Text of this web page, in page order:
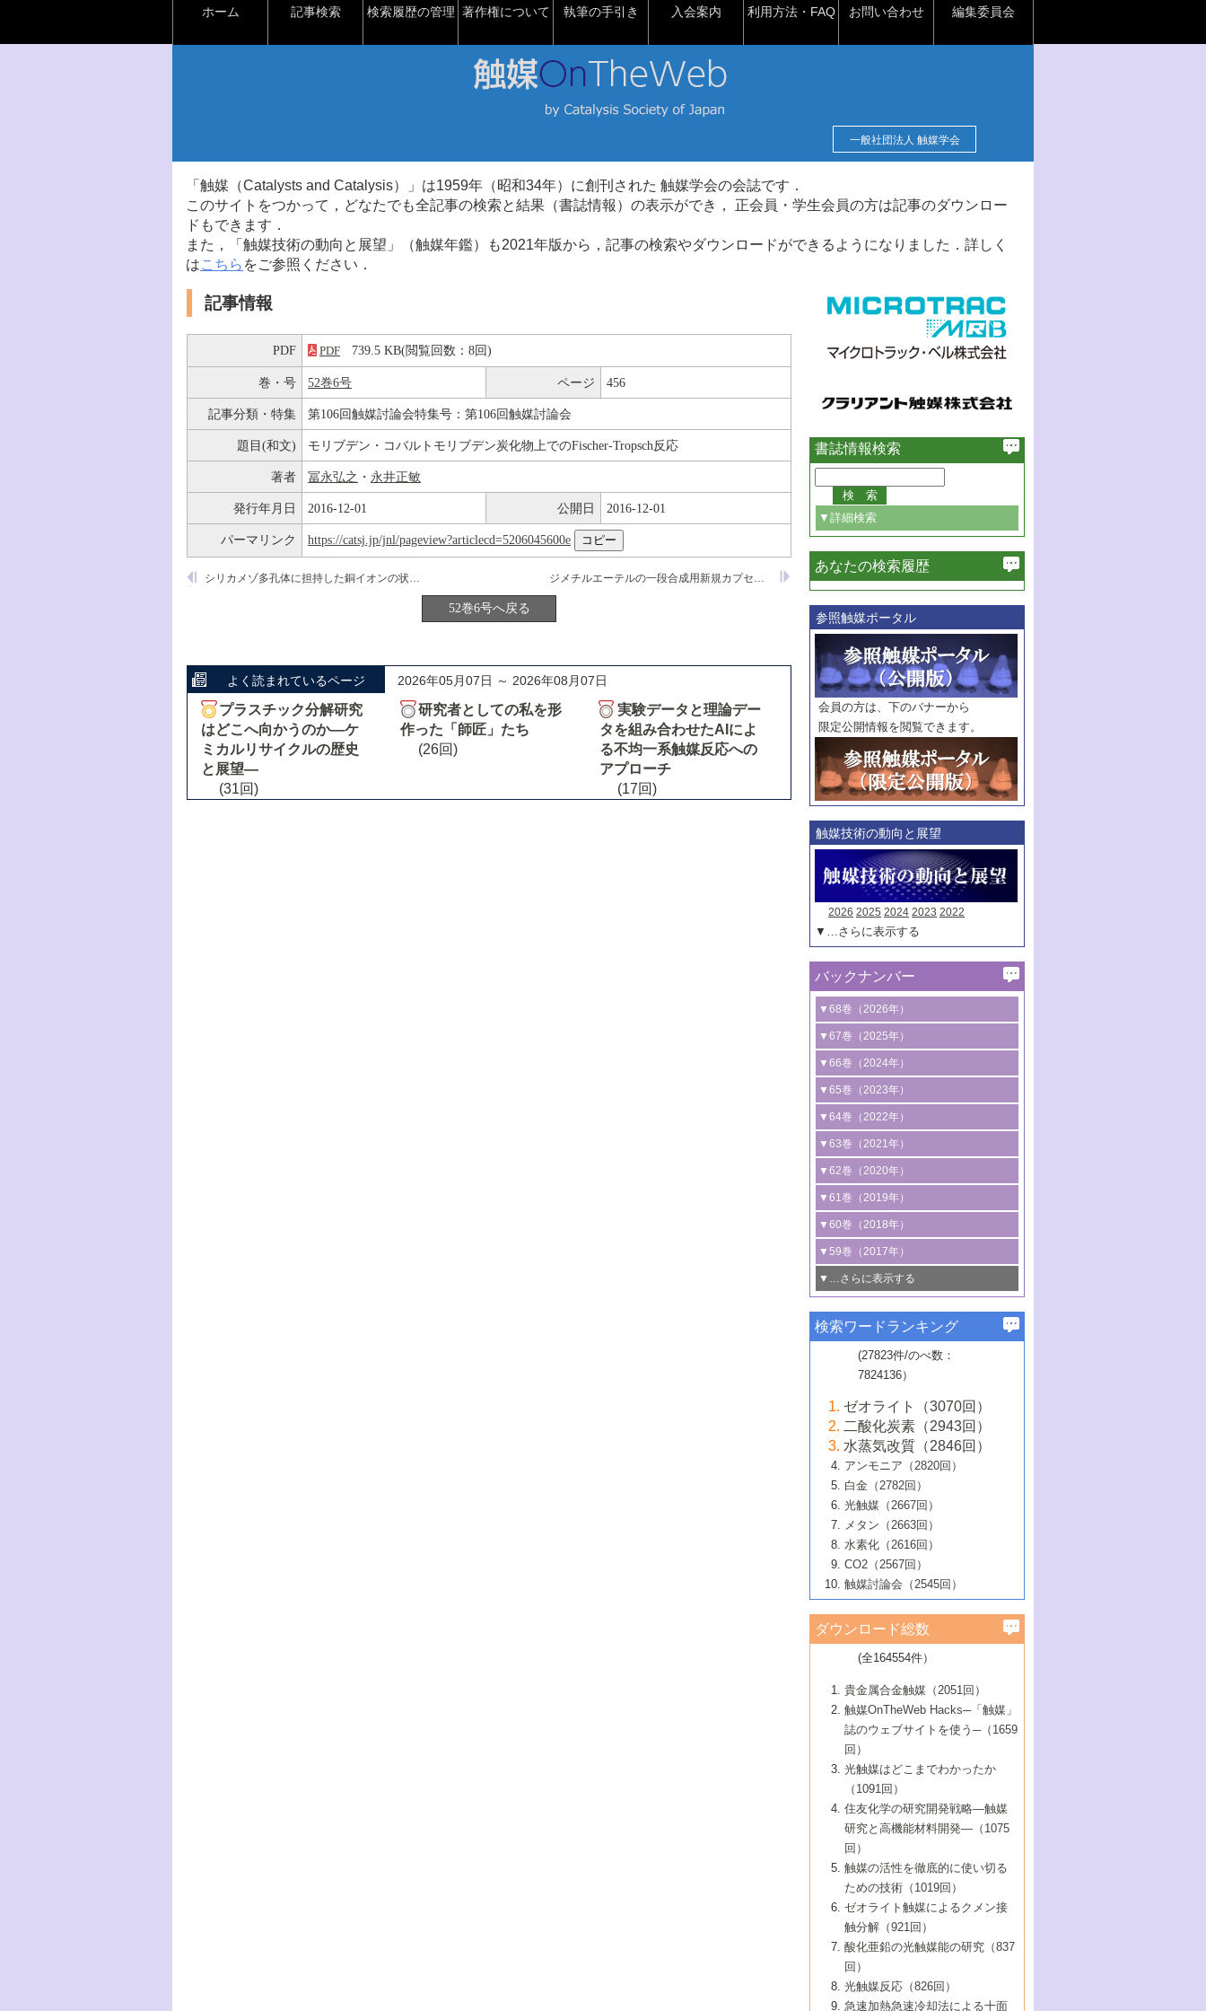
ホーム 記事検索 検索履歴の管理 著作権について 執筆の手引き 入会案内 利用方法・FAQ お問い合わせ 編集委員会
一般社団法人 触媒学会
「触媒（Catalysts and Catalysis）」は1959年（昭和34年）に創刊された 触媒学会の会誌です．
このサイトをつかって，どなたでも全記事の検索と結果（書誌情報）の表示ができ， 正会員・学生会員の方は記事のダウンロー
ドもできます．
また，「触媒技術の動向と展望」（触媒年鑑）も2021年版から，記事の検索やダウンロードができるようになりました．詳しく
はこちら をご参照ください．
記事情報
PDF PDF 739.5 KB(閲覧回数：8回)
巻・号 52巻6号 ページ 456
記事分類・特集 第106回触媒討論会特集号：第106回触媒討論会
題目(和文) モリブデン・コバルトモリブデン炭化物上でのFischer-Tropsch反応
著者 冨永弘之 ・ 永井正敏
発行年月日 2016-12-01 公開日 2016-12-01
パーマリンク https://catsj.jp/jnl/pageview?articlecd=5206045600e
ジメチルエーテルの一段合成用新規カプセル触媒
シリカメゾ多孔体に担持した銅イオンの状態と不斉シクロプロパン化活性の関連
52巻6号へ戻る
よく読まれているページ 2026年05月07日 ～ 2026年08月07日
プラスチック分解研究
はどこへ向かうのか―ケ
ミカルリサイクルの歴史
と展望―
(31回)
研究者としての私を形
作った「師匠」たち
(26回)
実験データと理論デー
タを組み合わせたAIによ
る不均一系触媒反応への
アプローチ
(17回)
書誌情報検索
▼詳細検索
必ず含む
巻・号指定
巻
号
範囲指定
巻
号～
巻
号
触媒年鑑
年度
記事種別
マーク：
マークあり
あなたの検索履歴
参照触媒ポータル
会員の方は、下のバナーから
限定公開情報を閲覧できます。
触媒技術の動向と展望
2026 2025 2024 2023 2022
▼…さらに表示する
バックナンバー
▼68巻（2026年）
1号 過酸化水素合成に関する研究動向
2号 コンピューター技術により加速する
触媒開発
3号 有機分子変換やCO 資源化のための
光触媒に関する最近の研究
B号 第137回触媒討論会（2026年）
▼67巻（2025年）
1号 CO
水素化によるグリーン燃料/グリ
ーンケミカル製造
2号 水素製造のための水分解技術に関す
る最近の研究
3号 オレフィン系樹脂の精密合成に関す
る最新技術
4号 アルコール類の効率的変換を実現す
る非貴金属触媒の研究動向
5号 ゼオライトの合成と応用における研
究動向
6号 ヘテロ接合界面
B号 第135回触媒討論会（2025年）
▼66巻（2024年）
1号 低次元ナノ構造を有する触媒材料
2号 規制反応場を活用した固体触媒研究
の新展開
3号 未踏分子変換を目指した酸化触媒プ
ロセスの最前線
4号 シンクロトロン放射光および中性子
線を利用した触媒解析技術の最先端
5号 単原子触媒
6号 参照触媒委員会からのお知らせ
B号 第133回触媒討論会（2023年）
▼65巻（2023年）
1号 炭素が関わる触媒機能
2号 プラスチックケミカルリサイクルの
ための触媒技術
3号 非酸化物系金属化合物を基盤とした
触媒材料の開発
4号 格子酸素・格子酸素欠陥を利用した
触媒反応
5号 生体触媒によるエネルギー変換反応
6号 窒素とリンの循環のための触媒・機
能性材料
▼64巻（2022年）
1号 合成ガス製造とCOを用いるケミカル
ズ合成の最新動向
2号 化学品合成のための合金触媒開発
3号 CO の排出削減および有効活用のた
めの触媒技術
4号 若手による情報発信企画～とびたて
若き触媒の研究者たち～（1）
若き触媒の研究者たち～（2）
6号 石油のノーブル・ユースを志向した
触媒技術
大学：オンライン・対面開催）
▼63巻（2021年）
1号 金触媒の新展開
2号 ペロブスカイト
3号 特殊反応場を利用した触媒的分子変
換反応
4号 多孔質材料を用いた触媒の新展開
5号 情報学的手法を用いた触媒開発
6号 カーボンニュートラルに向けた電解
技術
B号 第127回触媒討論会（2021年・オン
ライン開催(Zoom)のみ）
▼62巻（2020年）
1号 触媒設計を拓く欠陥構造のキャラク
タリゼーション
2号 機能化学品製造に資するクリーンな
触媒的酸化反応
3号 水処理のための触媒化学
4号 光触媒を用いた水分解の最新の研究
動向
5号 次世代の触媒プロセスを支えるマイ
6号 メタン転換技術の最新動向
B号 第125回触媒討論会（2020年・工学
院大学）
▼61巻（2019年）
1号 物質移動制御に着目した触媒プロセ
ス開発
2号 CO2 フリー水素サプライチェーンに
関わる触媒開発動向
3号 精密高分子合成に関する最近の研究
動向
4号 バイオマス化成品製造のための触媒
5号 固体触媒による含窒素有機化合物変
換の最前線
6号 貴金属使用量低減に向けた自動車排
ガス浄化触媒の開発
B号 第123回触媒討論会（2019年・大阪
▼60巻（2018年）
1号 固体酸触媒の最新の研究動向
2号 二酸化炭素からの有用化学品合成
3号 ナノ粒子・クラスター触媒の最前線
4号 60周年記念企画
5号 進化するゼオライト合成技術
6号 非貴金属系触媒における電気化学的
B号 第121回触媒討論会（2018年・東京
大学）
▼59巻（2017年）
1号 いたるところに，触媒
最先端技術
3号 無機分離膜材料の開発と触媒反応プ
ロセスへの適用
5号 水素のふるまいを解き明かす最先端
研究
6号 低級アルカンの有効利用のための触
媒技術
B号 第119回触媒討論会（2017年・首都
大学東京）
▼…さらに表示する
1号 ユニークな構造の高分子を生み出す触
2号 リグニンからの化成品製造に向けた触
媒技術
3号 触媒研究の最先端～とびたて若き研究
者たち～（1）
4号 触媒研究の最先端～とびたて若き研究
者たち～（2）
5号 触媒研究の最先端～とびたて若き研究
者たち～（3）
6号 イオニクス材料と燃料電池・電解合成
の最新の研究動向
B号 第117回触媒討論会（2016年・大阪府
立大学）
▼57巻（2015年）
1号 水素キャリアにかかわる触媒技術の新
2号 石油精製用触媒の最近の進展
3号 固体酸化物形燃料電池（SOFC）におけ
るアノード触媒上での燃料直接改質技術
4号 コアシェル構造の制御による触媒機能
5号 工業触媒およびその周辺技術の最近の
進歩
6号 ナノシート
B号 第115回触媒討論会（2015年・成蹊大
▼56巻（2014年）
2号 光触媒反応機構に関する最新の研究動
向
開発動向
4号 人工光合成に向けた近年のアプローチ
5号 未利用熱エネルギーの有効活用に貢献
する触媒技術
6号 ポリオキソメタレート
B号 第113回触媒討論会（2014年・ロワジ
ールホテル豊橋）
1号 高耐久性燃料電池システム用触媒にお
ける新展開
2号 リビングラジカル重合の最近の動向
3号 天然ガスの化学工業的展開に関する触
媒技術
4号 貴金属触媒の精密構造制御とその活用
5号 バイオマス化成品製造のための固体触
6号 ナノ空間─吸着状態解析から新機能開拓
B号 第111回触媒討論会（2013年・関西大
▼54巻（2012年）
1号 規則性多孔体の利用技術における最近
の進歩
2号 第109回触媒討論会
3号 貴金属低減技術の最新動向
4号 貴金属代替技術の最新動向
5号 光触媒による物質変換反応の新展開
6号 グラフェン
7号 水素を利用する化成品合成の新潮流
▼53巻（2011年）
1号 金属学から見る合金触媒の新展開
2号 第107回触媒討論会
3号 触媒のその場観察法の進歩（１）
4号 触媒のその場観察法の進歩（２）
5号 不活性結合の触媒的活性化による有機
合成
6号 新しい固体酸触媒技術
7号 ゼオライト合成における最近の進歩
▼52巻（2010年）
1号 触媒の劣化対策と長寿命触媒開発
2号 第105回触媒討論会
3号 ナノ構造が拓く新機能
4号 活性サイトおよびその環境の精密な設
計による触媒の高機能化
5号 触媒を有効に使うための技術
7号 有機分子触媒による精密有機合成
8号 高機能化ポリオレフィンに向けた重合
触媒の最近の進展
1号 炭素材料－熱い注目を集める材料－
2号 第103回触媒討論会
3号 環境浄化用光触媒の現状と課題
4号 水素社会の実現に向けた水素製造・貯
蔵技術の進歩
5号 CO2が関わる触媒・材料
7号 持続可能社会実現のための触媒および
触媒関連技術
▼50巻（2008年）
1号 触媒化学と学会のこの10年，半世紀，
そして未来
2号 第101回触媒討論会
4号 錯体を利用したユニークな表面構造の
構築と機能
5号 若手会員による触媒研究の未来展望1：
企業編
6号 第102回触媒討論会
7号 触媒・化学反応における計算化学の進
8号 若手研究者による触媒研究の未来展望
2：大学・研究所編
▼49巻（2007年）
1号 含フッ素化合物の合成と触媒
2号 第99回触媒討論会
3号 実用的ファインケミカル合成プロセス
を実現する触媒
5号 こんな物質，あんな物質―新たな触媒
の可能性―
7号 『結晶の化学』を活かした触媒研究
8号 イオン液体の応用
▼48巻（2006年）
1号 固体酸触媒の最近の進歩
2号 第97回触媒討論会
3号 リビング重合触媒の最近の展開
5号 水素製造・貯蔵のための触媒技術の新
しい展開
6号 第98回触媒討論会
7号 基礎化学品製造の触媒技術
8号 多機能型リアクター
1号 最近の触媒担体とその効果
2号 第95回触媒討論会
4号 水分解用光触媒材料
5号 時間分解分光の進歩と応用
6号 第96回触媒討論会
8号 超臨界流体を用いた化学プロセスの新
▼46巻（2004年）
1号 部分酸化反応触媒の最前線
2号 第93回触媒討論会
3号 特殊エネルギー場の触媒反応
4号 生体内における金属の触媒作用
5号 ファインケミカルズの展開に寄与する
6号 第94回触媒討論会
7号 サブナノレベルでみた新しい表面現象
8号 オレフィン重合触媒の新たな展
▼45巻（2003年）
1号 なぜこの触媒が良いのか？
2号 第91回触媒討論会
3号 最近の自動車排ガス処理技術
4号 触媒研究の現状と将来─第90回触媒討論
5号 基礎化学品製造の触媒技術
6号 第92回触媒討論会
7号 基礎化学品製造の触媒技術
8号 資源の循環と触媒技術
▼44巻（2002年）
1号 高次制御された触媒の化学
2号 第89回触媒討論会
3号 触媒を利用した電気化学の新展開
4号 ナノ材料の調製と機能化
5号 こんな触媒が欲しい
6号 第90回触媒討論会
7号 触媒研究と学術雑誌/情報
8号 若い世代からみた触媒化学の現状と未
▼43巻（2001年）
1号 グリーンケミストリーと触媒
2号 第87回触媒討論会特集号
3号 生体触媒とバイオプロセス
4号 水素製造・利用の触媒化学
5号 触媒研究における新しい切り口：コン
ビナトリアルケミストリー
6号 第88回触媒討論会特集号
7号 企業における触媒研究のブレークスル
8号 この材料を触媒として使ってみません
▼42巻（2000年）
1号 触媒反応工学の明日を拓く
2号 第85回触媒討論会
3号 反応ダイナミクス
5号 触媒のおもしろさをどのように伝える
6号 第86回触媒討論会
7号 水素化精製触媒の新しい展開
8号 新しい反応性と機能性を目指した金属
クラスタ-化学
▼41巻（1999年）
1号 孔、穴、あな?-特異な空間とその利用-
2号 第83回触媒討論会
3号 均一系触媒反応最前線
4号 実用炭素材料の新展開
5号 研究の方法論を考える
7号 機能性金属材料と触媒
8号 触媒研究へのNMRの応用と展望
▼40巻（1998年）
進展と21世紀への提言/創立40周年記念・触
媒学会この10年の歩みとこれから/創立40周
2号 第81回触媒討論会
3号 計算機触媒化学へのさそい
4号 触媒劣化の制御と予測
5号 最新の実用プロセスと触媒
6号 第82回触媒討論会
1号 均一系と不均一系触媒反応-その特徴と
接点
2号 第79回触媒討論会
3号 最新NO除去触媒の実用化研究
4号 新しい反応場を目指した触媒調製
5号 反応・分離技術の新しい展開
6号 第80回触媒討論会
▼38巻（1996年）
1号 触媒の構造と触媒作用/C1化学を中心と
する21世紀への触媒
3号 オリンピックメダル:金・銀・銅はどん
な触媒作用を示すか
4号 触媒作用における機能の複合化
▼37巻（1995年）
1号 ファインケミカルズと固体触媒
2号 第75回触媒討論会
3号 希土類を利用した触媒
4号 触媒とリサイクル
5号 エネルギー変換触媒
▼36巻（1994年）
1号 電気化学と触媒
2号 第73回触媒討論会
3号 C4化学の展開
4号 《通常号》
▼35巻（1993年）
1号 工業触媒開発マニュアル―探索から工
業化まで
2号 第71回触媒討論会
▼34巻（1992年）
1号 インパクトを与えたこの研究
2号 第69回触媒討論会
▼33巻（1991年）
1号 触媒プロセス開発マニュアル―探索か
▼32巻（1990年）
検索ワードランキング
(27823件/のべ数：
7824136）
ゼオライト（3070回）
二酸化炭素（2943回）
水蒸気改質（2846回）
アンモニア（2820回）
白金（2782回）
光触媒（2667回）
メタン（2663回）
水素化（2616回）
CO2（2567回）
触媒討論会（2545回）
ダウンロード総数
(全164554件）
貴金属合金触媒（2051回）
触媒OnTheWeb Hacks─「触媒」
誌のウェブサイトを使う─（1659
回）
光触媒はどこまでわかったか
（1091回）
住友化学の研究開発戦略―触媒
研究と高機能材料開発―（1075
回）
触媒の活性を徹底的に使い切る
ための技術（1019回）
ゼオライト触媒によるクメン接
触分解（921回）
酸化亜鉛の光触媒能の研究（837
回）
光触媒反応（826回）
急速加熱急速冷却法による十面